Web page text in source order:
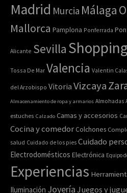
Madrid Murcia Málaga
Mallorca Pamplona Ponferrada
Alicante Sevilla Shopping
Tossa De Mar Valencia Valentin
del Arzobispo Vitoria Vizcaya
Almacenamiento de ropa y armarios Almohadas
estuches Calzado Camas y accesorios
Cocina y comedor Colchones
salud Cuidado de los pies Cuidado
Electrodomésticos Electrónica Equipo
Experiencias
Iluminación Joyería Juegos y